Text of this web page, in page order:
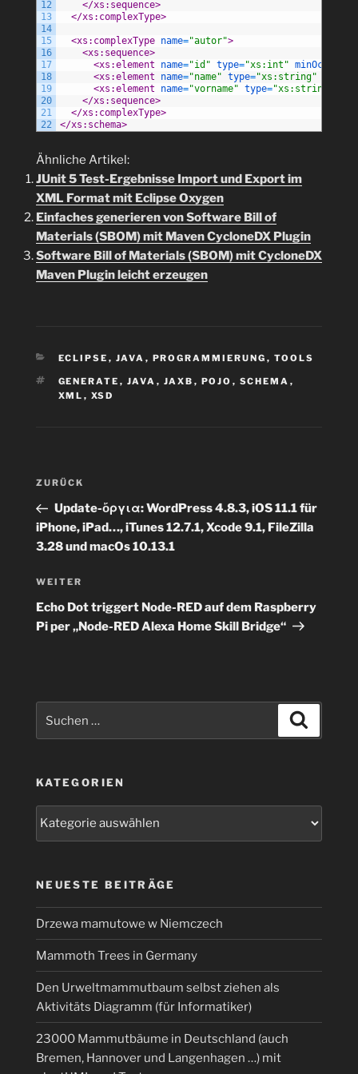
12
13
14
15
16
17
18
19
20
21
22
</xs:sequence>
</xs:complexType>
<xs:complexType name="autor">
<xs:sequence>
<xs:element name="id" type="xs:int" minOccurs
<xs:element name="name" type="xs:string"
<xs:element name="vorname" type="xs:string"
</xs:sequence>
</xs:complexType>
</xs:schema>
Ähnliche Artikel:
JUnit 5 Test-Ergebnisse Import und Export im
XML Format mit Eclipse Oxygen
Einfaches generieren von Software Bill of
Materials (SBOM) mit Maven CycloneDX Plugin
Software Bill of Materials (SBOM) mit CycloneDX
Maven Plugin leicht erzeugen
KATEGORIEN
ECLIPSE , JAVA , PROGRAMMIERUNG , TOOLS
SCHLAGWÖRTER
GENERATE , JAVA , JAXB , POJO , SCHEMA ,
XML , XSD
Beitragsnavigation
Vorheriger
Beitrag
ZURÜCK
Update-ὄργια: WordPress 4.8.3, iOS 11.1 für
iPhone, iPad…, iTunes 12.7.1, Xcode 9.1, FileZilla
3.28 und macOs 10.13.1
Nächster
Beitrag
WEITER
Echo Dot triggert Node-RED auf dem Raspberry
Pi per „Node-RED Alexa Home Skill Bridge“
nach:
KATEGORIEN
NEUESTE BEITRÄGE
Drzewa mamutowe w Niemczech
Mammoth Trees in Germany
Den Urweltmammutbaum selbst ziehen als
Aktivitäts Diagramm (für Informatiker)
23000 Mammutbäume in Deutschland (auch
Bremen, Hannover und Langenhagen …) mit